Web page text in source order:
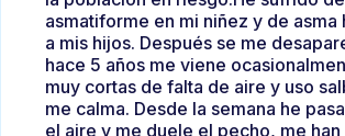
asmatiforme en mi niñez y de asma
a mis hijos. Después se me
hace 5 años me viene
muy cortas de falta de aire y uso
me calma. Desde la semana he
el aire y me duele el pecho, me